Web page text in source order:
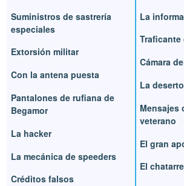
Suministros de sastrería
especiales
Extorsión militar
Con la antena puesta
Pantalones de rufiana de
Begamor
La hacker
La mecánica de speeders
Créditos falsos
La
Traficante
Cámara
La
Mensajes
veterano
El gran
El